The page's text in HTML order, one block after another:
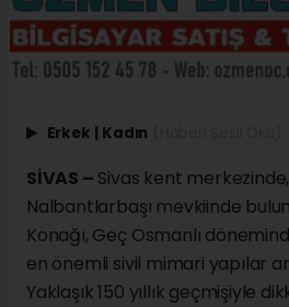
Erkek Kadın
SİVAS – Sivas kent
Nalbantlarbaşı mevkiinde
Konağı, Geç Osmanlı
en önemli sivil mimari yapılar
Yaklaşık 150 yıllık geçmişiyle